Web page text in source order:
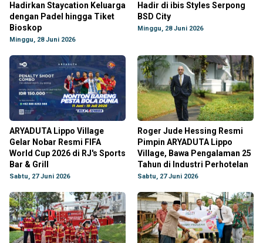
Hadirkan Staycation Keluarga
dengan Padel hingga Tiket
Bioskop
Minggu, 28 Juni 2026
Hadir di ibis Styles Serpong
BSD City
Minggu, 28 Juni 2026
ARYADUTA Lippo Village
Gelar Nobar Resmi FIFA
World Cup 2026 di RJ's Sports
Bar & Grill
Sabtu, 27 Juni 2026
Roger Jude Hessing Resmi
Pimpin ARYADUTA Lippo
Village, Bawa Pengalaman 25
Tahun di Industri Perhotelan
Sabtu, 27 Juni 2026